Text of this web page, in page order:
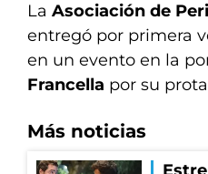
La Asociación de
entregó por primera
en un evento en la
Francella por su
Más noticias